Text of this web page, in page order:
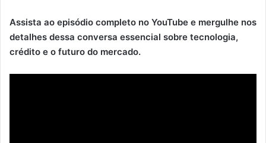
Assista ao episódio completo no YouTube e mergulhe nos
detalhes dessa conversa essencial sobre tecnologia,
crédito e o futuro do mercado.